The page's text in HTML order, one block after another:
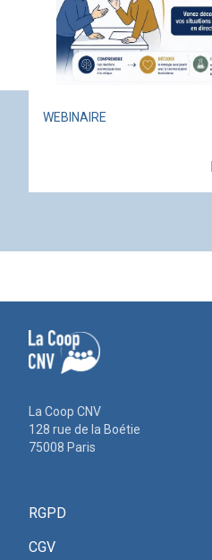
ACTUALITÉ
La Coop CNV
128 rue de la Boétie
75008 Paris
RGPD
CGV